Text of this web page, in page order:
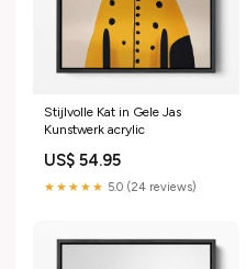
Stijlvolle Kat in Gele Jas
Kunstwerk acrylic
US$ 54.95
★★★★★ 5.0 (24 reviews)